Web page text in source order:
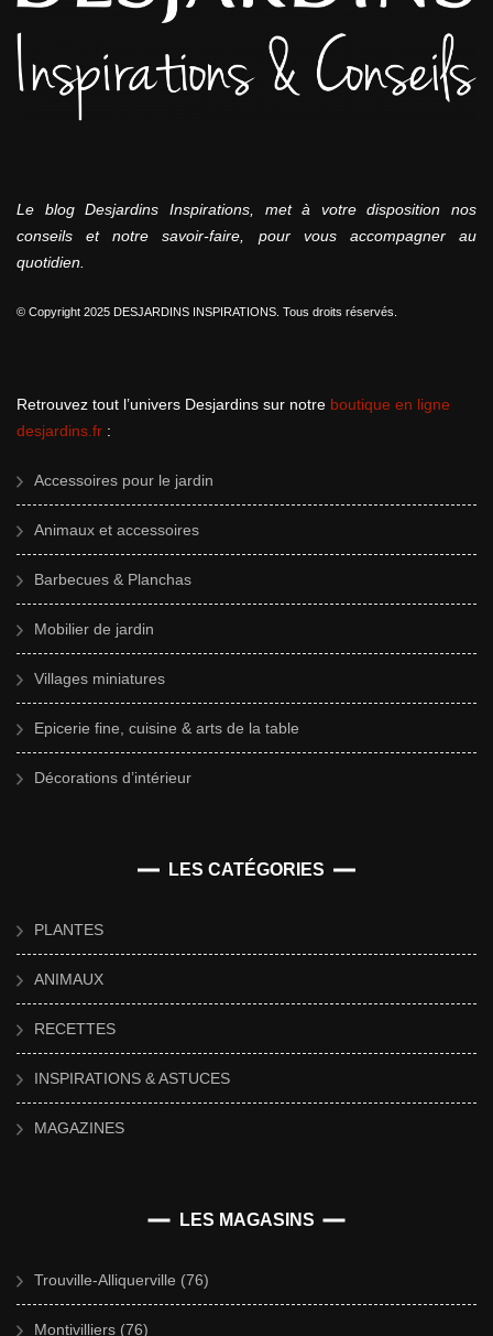
Le blog Desjardins Inspirations, met à votre disposition nos
conseils et notre savoir-faire, pour vous accompagner au
quotidien.
© Copyright 2025 DESJARDINS INSPIRATIONS. Tous droits réservés.
Retrouvez tout l’univers Desjardins sur notre boutique en ligne
desjardins.fr :
Accessoires pour le jardin
Animaux et accessoires
Barbecues & Planchas
Mobilier de jardin
Villages miniatures
Epicerie fine, cuisine & arts de la table
Décorations d’intérieur
LES CATÉGORIES
PLANTES
ANIMAUX
RECETTES
INSPIRATIONS & ASTUCES
MAGAZINES
LES MAGASINS
Trouville-Alliquerville (76)
Montivilliers (76)